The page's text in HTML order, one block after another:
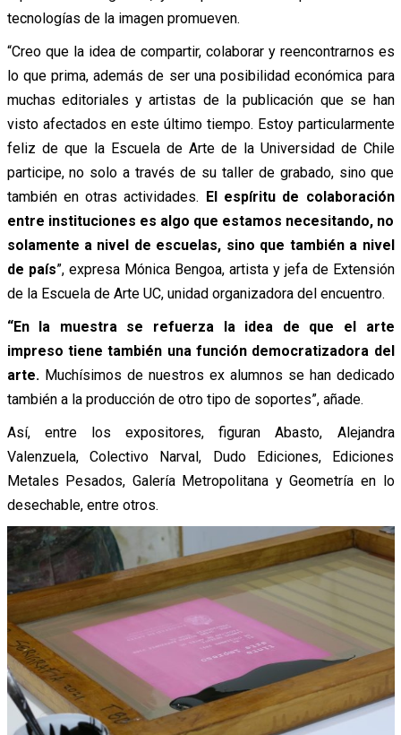
tecnologías de la imagen promueven.
“Creo que la idea de compartir, colaborar y reencontrarnos es
lo que prima, además de ser una posibilidad económica para
muchas editoriales y artistas de la publicación que se han
visto afectados en este último tiempo. Estoy particularmente
feliz de que la Escuela de Arte de la Universidad de Chile
participe, no solo a través de su taller de grabado, sino que
también en otras actividades. El espíritu de colaboración
entre instituciones es algo que estamos necesitando, no
solamente a nivel de escuelas, sino que también a nivel
de país”, expresa Mónica Bengoa, artista y jefa de Extensión
de la Escuela de Arte UC, unidad organizadora del encuentro.
“En la muestra se refuerza la idea de que el arte
impreso tiene también una función democratizadora del
arte. Muchísimos de nuestros ex alumnos se han dedicado
también a la producción de otro tipo de soportes”, añade.
Así, entre los expositores, figuranAbasto, Alejandra
Valenzuela, Colectivo Narval, Dudo Ediciones, Ediciones
Metales Pesados, Galería Metropolitana y Geometría en lo
desechable, entre otros.